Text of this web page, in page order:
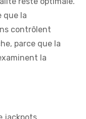
que la
contrôlent
parce que la
la